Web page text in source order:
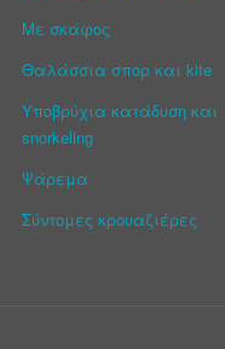
Με σκάφος
Θαλάσσια σπορ και kite
Υποβρύχια κατάδυση και
snorkeling
Ψάρεμα
Σύντομες κρουαζιέρες